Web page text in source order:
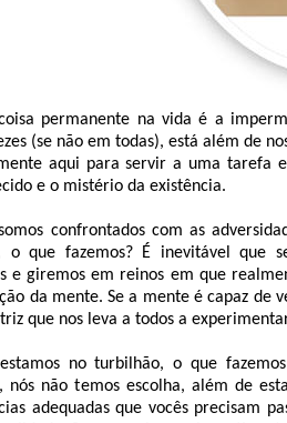
permanente na vida é a
(se não em todas), está além de
aqui para servir a uma tarefa
e o mistério da existência.
confrontados com as
o que fazemos? É inevitável que
e giremos em reinos em que
da mente. Se a mente é capaz
que nos leva a todos a
no turbilhão, o que
nós não temos escolha, além de
adequadas que vocês precisam